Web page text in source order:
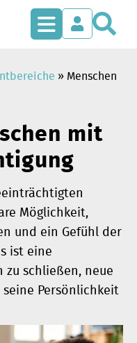
» Menschen
mit
Möglichkeit,
und ein Gefühl der
ist eine
zu schließen, neue
Persönlichkeit